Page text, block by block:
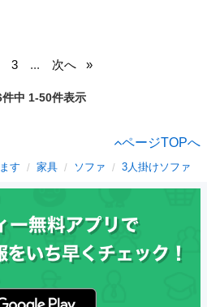
3 ... 次へ
中 1-50件表示
ページTOPへ
す 家具 ソファ 3人掛けソファ